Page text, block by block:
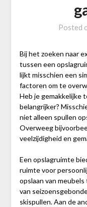
Posted
Bij het zoeken naar
tussen een
lijkt misschien een
factoren om te
Heb je gemakkelijke
belangrijker?
niet alleen spullen
Overweeg
veelzijdigheid en
Een opslagruimte
ruimte voor
opslaan van
van
skispullen. Aan de